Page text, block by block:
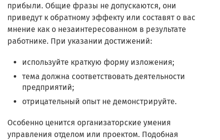
прибыли. Общие фразы не допускаются, они
приведут к обратному эффекту или составят о вас
мнение как о незаинтересованном в результате
работнике. При указании достижений:
используйте краткую форму изложения;
тема должна соответствовать деятельности
предприятий;
отрицательный опыт не демонстрируйте.
Особенно ценится организаторские умения
управления отделом или проектом. Подобная